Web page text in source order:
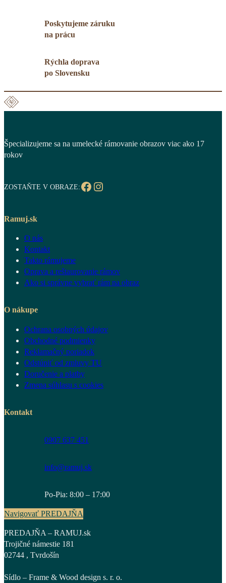
Poskytujeme záruku
na prácu
Rýchla doprava
po Slovensku
Špecializujeme sa na umelecké rámovanie obrazov viac ako 17
rokov
ZOSTAŇTE V OBRAZE:Facebook Instagram
Ramuj.sk
O nás
Kontakt
Takto rámujeme
Oprava a reštaurovanie rámov
Ako si správne vybrať rám na obraz
O nákupe
Ochrana osobných údajov
Obchodné podmienky
Reklamačný poriadok
Odstúpiť od zmluvy TU
Doručenie a platby
Zmena súhlasu s cookies
Kontakt
0907 637 451
info@ramuj.sk
Po-Pia: 8:00 – 17:00
Navigovať PREDAJŇA
PREDAJŇA – RAMUJ.sk
Trojičné námestie 181
02744 , Tvrdošín
Sídlo – Frame & Wood design s. r. o.